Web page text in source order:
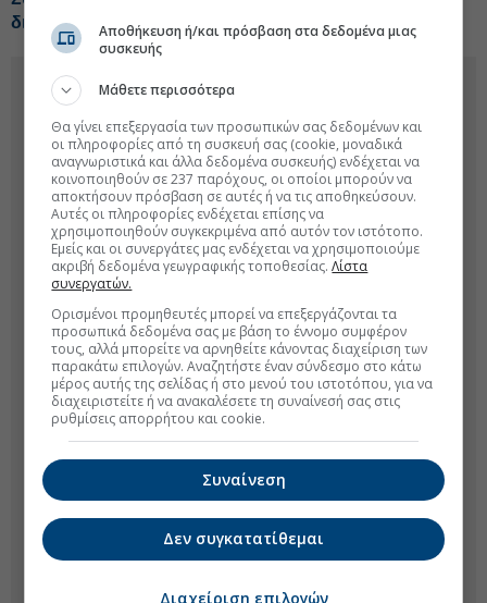
διαφοράς
Αποθήκευση ή/και πρόσβαση στα δεδομένα μιας
συσκευής
Μάθετε περισσότερα
Θα γίνει επεξεργασία των προσωπικών σας δεδομένων και
οι πληροφορίες από τη συσκευή σας (cookie, μοναδικά
αναγνωριστικά και άλλα δεδομένα συσκευής) ενδέχεται να
κοινοποιηθούν σε 237 παρόχους, οι οποίοι μπορούν να
αποκτήσουν πρόσβαση σε αυτές ή να τις αποθηκεύσουν.
Αυτές οι πληροφορίες ενδέχεται επίσης να
χρησιμοποιηθούν συγκεκριμένα από αυτόν τον ιστότοπο.
Εμείς και οι συνεργάτες μας ενδέχεται να χρησιμοποιούμε
ακριβή δεδομένα γεωγραφικής τοποθεσίας.Λίστα
συνεργατών.
Ορισμένοι προμηθευτές μπορεί να επεξεργάζονται τα
προσωπικά δεδομένα σας με βάση το έννομο συμφέρον
τους, αλλά μπορείτε να αρνηθείτε κάνοντας διαχείριση των
παρακάτω επιλογών. Αναζητήστε έναν σύνδεσμο στο κάτω
μέρος αυτής της σελίδας ή στο μενού του ιστοτόπου, για να
διαχειριστείτε ή να ανακαλέσετε τη συναίνεσή σας στις
ρυθμίσεις απορρήτου και cookie.
Συναίνεση
Δεν συγκατατίθεμαι
Διαχείριση επιλογών